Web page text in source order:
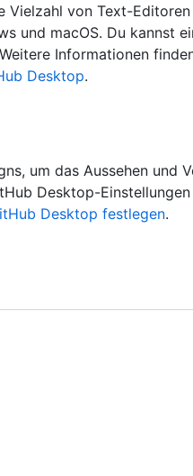
Vielzahl von Text-
und macOS. Du kannst
Informationen
Desktop.
um das Aussehen und
Desktop-
Desktop festlegen.